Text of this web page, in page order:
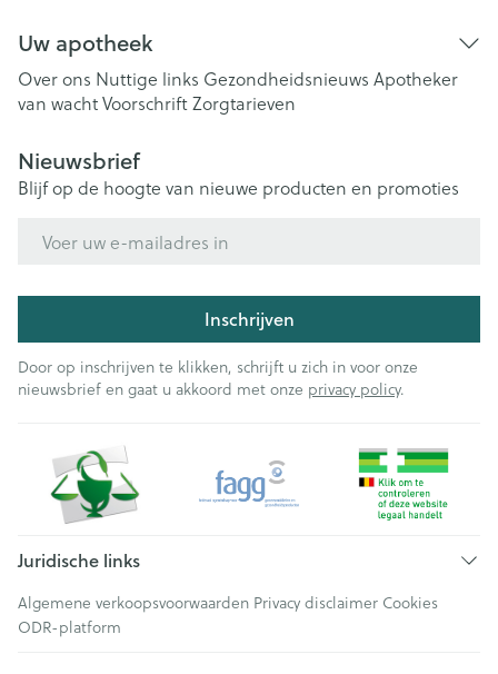
Uw apotheek
Over ons Nuttige links Gezondheidsnieuws Apotheker
van wachtVoorschriftZorgtarieven
Nieuwsbrief
Blijf op de hoogte van nieuwe producten en promoties
Inschrijven
Door op inschrijven te klikken, schrijft u zich in voor onze
nieuwsbrief en gaat u akkoord met onze privacy policy.
Juridische links
Algemene verkoopsvoorwaarden Privacy disclaimer Cookies
ODR-platform